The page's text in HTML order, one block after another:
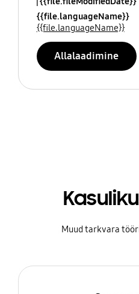
{{file.languageName}}
{{file.languageName}}
Allalaadimine
Muud tarkvara